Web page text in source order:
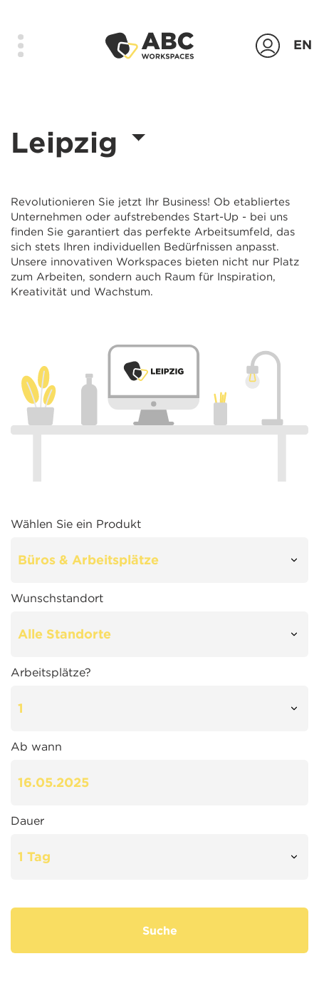
EN
Standorte
Kontakt
Login
Anfrage senden
Leipzig
Revolutionieren Sie jetzt Ihr Business! Ob etabliertes
Unternehmen oder aufstrebendes Start-Up - bei uns
finden Sie garantiert das perfekte Arbeitsumfeld, das
sich stets Ihren individuellen Bedürfnissen anpasst.
Unsere innovativen Workspaces bieten nicht nur Platz
zum Arbeiten, sondern auch Raum für Inspiration,
Kreativität und Wachstum.
Wählen Sie ein Produkt
Wunschstandort
Arbeitsplätze?
Ab wann
Dauer
Suche